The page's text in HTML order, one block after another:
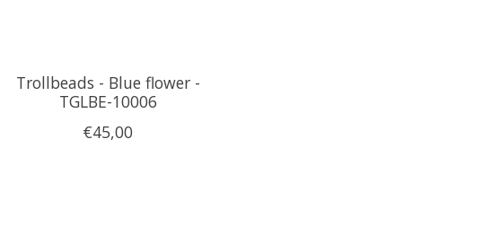
Trollbeads - Blue flower -
TGLBE-10006
€45,00